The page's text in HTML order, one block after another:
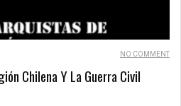
NO COMMENT
Chilena Y La Guerra Civil